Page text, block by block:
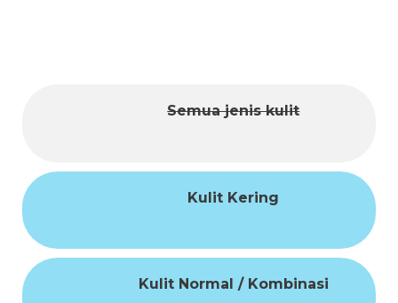
Semua jenis kulit
Kulit Kering
Kulit Normal / Kombinasi